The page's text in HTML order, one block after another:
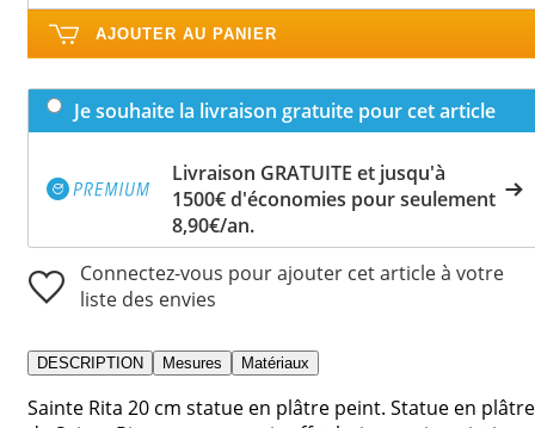
AJOUTER AU PANIER
Je souhaite la livraison gratuite pour cet article
Livraison GRATUITE et jusqu'à
1500€ d'économies pour seulement
8,90€/an.
Connectez-vous pour ajouter cet article à votre
liste des envies
DESCRIPTION Mesures Matériaux
Sainte Rita 20 cm statue en plâtre peint. Statue en plâtre